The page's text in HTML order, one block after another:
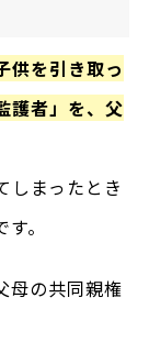
供を引き取っ
護者」を、父
しまったとき
。
母の共同親権